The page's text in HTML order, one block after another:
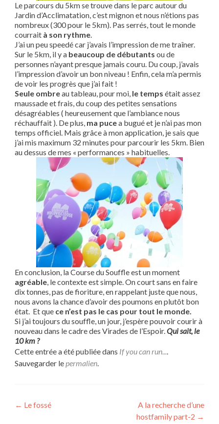
Le parcours du 5km se trouve dans le parc autour du
Jardin d’Acclimatation, c’est mignon et nous n’étions pas
nombreux (300 pour le 5km). Pas serrés, tout le monde
courrait à son rythme.
J’ai un peu speedé car j’avais l’impression de me traîner.
Sur le 5km, il y a beaucoup de débutants ou de
personnes n’ayant presque jamais couru. Du coup, j’avais
l’impression d’avoir un bon niveau ! Enfin, cela m’a permis
de voir les progrès que j’ai fait !
Seule ombreau tableau, pour moi, le temps était assez
maussade et frais, du coup des petites sensations
désagréables ( heureusement que l’ambiance nous
réchauffait ). De plus, ma pucea bugué et je n’ai pas mon
temps officiel. Mais grâce à mon application, je sais que
j’ai mis maximum 32 minutes pour parcourir les 5km. Bien
au dessus de mes « performances » habituelles.
En conclusion, la Course du Souffle est un moment
agréable, le contexte est simple. On court sans en faire
dix tonnes, pas de fioriture, en rappelant juste que nous,
nous avons la chance d’avoir des poumons en plutôt bon
état. Et que ce n’est pas le cas pour tout le monde.
Si j’ai toujours du souffle, un jour, j’espère pouvoir courir à
nouveau dans le cadre des Virades de l’Espoir.Qui sait, le
10 km ?
Cette entrée a été publiée dans If you can run....
Sauvegarder lepermalien.
Navigation
← Le fossé
A la recherche d’une
hostfamily part-2 →